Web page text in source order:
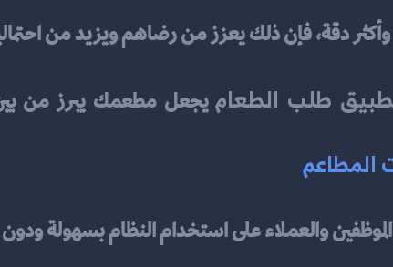
دقة، فإن ذلك يعزز من رضاهم ويزيد من
طلب الطعام
المطاعم
والعملاء على استخدام النظام بسهولة